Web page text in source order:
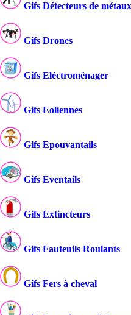
Gifs Détecteurs de métaux
Gifs Drones
Gifs Eléctroménager
Gifs Eoliennes
Gifs Epouvantails
Gifs Eventails
Gifs Extincteurs
Gifs Fauteuils Roulants
Gifs Fers à cheval